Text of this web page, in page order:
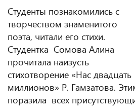
Студенты познакомились с
творчеством знаменитого
поэта, читали его стихи.
Студентка Сомова Алина
прочитала наизусть
стихотворение «Нас двадцать
миллионов» Р. Гамзатова.
поразила всех